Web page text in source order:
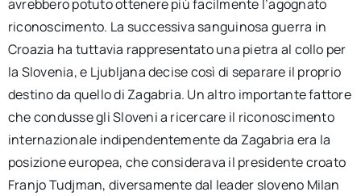
avrebbero potuto ottenere più facilmente l’agognato
riconoscimento. La successiva sanguinosa guerra in
Croazia ha tuttavia rappresentato una pietra al collo per
la Slovenia, e Ljubljana decise così di separare il proprio
destino da quello di Zagabria. Un altro importante fattore
che condusse gli Sloveni a ricercare il riconoscimento
internazionale indipendentemente da Zagabria era la
posizione europea, che considerava il presidente croato
Franjo Tudjman, diversamente dal leader sloveno Milan